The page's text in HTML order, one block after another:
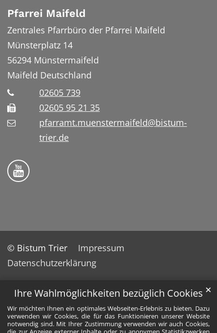
Ihre Wahlmöglichkeiten bezüglich Cookies
Wir möchten Ihnen ein optimales Webseiten-Erlebnis zu bieten. Dazu
verwenden wir Cookies, die für das Funktionieren unserer Website
notwendig sind. Mit Ihrer Zustimmung verwenden wir auch Cookies,
✕
Pfarrei Maifeld
Zentrales Pfarrbüro der Pfarrei Maifeld
Münsterplatz 14
56294 Münstermaifeld
Maifeld Deutschland
02605 739
02605 95 21 35
pfarramt.muenstermaifeld@bistum-
trier.de
Folge uns auf YouTube
© Bistum Trier
Impressum
Datenschutzerklärung